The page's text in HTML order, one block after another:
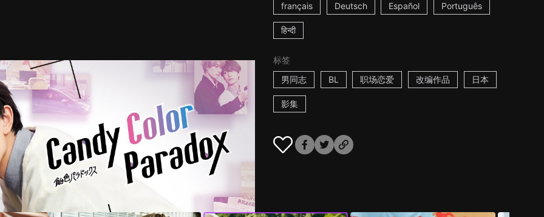
français Deutsch Español Português
हिन्दी
标签
男同志
BL 职场恋爱 改编作品 日本
影集